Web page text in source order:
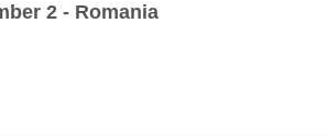
2 - Romania